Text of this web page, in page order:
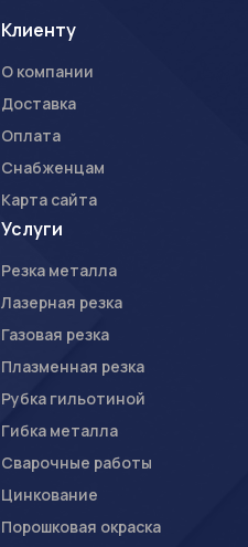
Клиенту
О компании
Доставка
Оплата
Снабженцам
Карта сайта
Услуги
Резка металла
Лазерная резка
Газовая резка
Плазменная резка
Рубка гильотиной
Гибка металла
Сварочные работы
Цинкование
Порошковая окраска